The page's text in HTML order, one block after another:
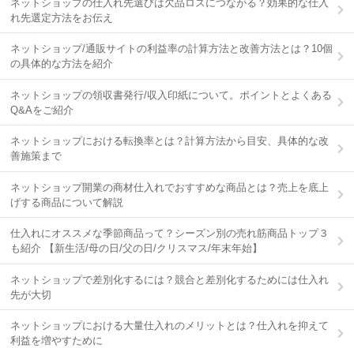
ネットショップの仕入れ先選びは欠品ロスにつながる？効果的な仕入
れ先選定方法をお伝え
ネットショップ/通販サイトの利益率の計算方法と改善方法とは？10個
の具体的な方法を紹介
ネットショップの領収書発行/収入印紙について。ポイントとよくある
Q&Aをご紹介
ネットショップにおける転換率とは？計算方法から目安、具体的な改
善施策まで
ネットショップ開業の商材仕入れでおすすめな商品とは？売上を底上
げする商品について解説
仕入れにオススメな季節商品って？シーズン別の売れ筋商品トップ３
も紹介 【新生活/母の日/父の日/クリスマス/年末年始】
ネットショップで差別化するには？競合と差別化するためには仕入れ
先が大切
ネットショップにおける大量仕入れのメリットとは？仕入れを抑えて
利益を増やすために